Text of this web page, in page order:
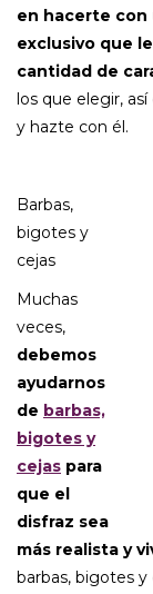
en hacerte con
exclusivo que
cantidad de
los que elegir,
y hazte con él.
Barbas,
bigotes y
cejas
Muchas
veces,
debemos
ayudarnos
de barbas,
bigotes y
cejas para
que el
disfraz sea
más realista y
barbas, bigotes y